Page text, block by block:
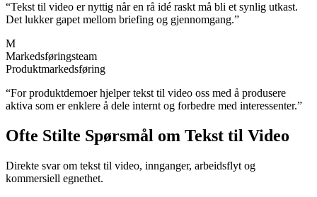
“Tekst til video er nyttig når en rå idé raskt må bli et synlig utkast.
Det lukker gapet mellom briefing og gjennomgang.”
M
Markedsføringsteam
Produktmarkedsføring
“For produktdemoer hjelper tekst til video oss med å produsere
aktiva som er enklere å dele internt og forbedre med interessenter.”
Ofte Stilte Spørsmål om Tekst til Video
Direkte svar om tekst til video, innganger, arbeidsflyt og
kommersiell egnethet.